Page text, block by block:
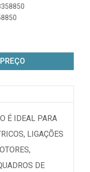
É IDEAL PARA
LIGAÇÕES
DE